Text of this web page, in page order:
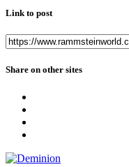
Link to post
Share on other sites